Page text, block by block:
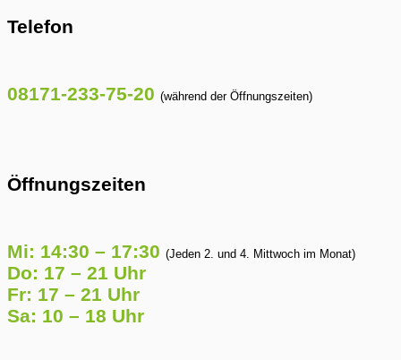
Telefon
08171-233-75-20 (während der Öffnungszeiten)
Öffnungszeiten
Mi: 14:30 – 17:30 (Jeden 2. und 4. Mittwoch im Monat)
Do: 17 – 21 Uhr
Fr: 17 – 21 Uhr
Sa: 10 – 18 Uhr